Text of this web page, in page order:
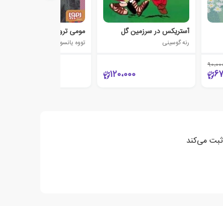
آستریکس در سرزمین گل
رنه گوسینی
120،000
مومی ترول ها 1
تووه یانسون
ثبت می‌کند